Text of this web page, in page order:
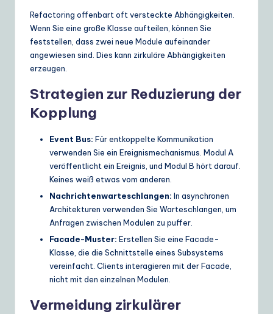
Refactoring offenbart oft versteckte Abhängigkeiten.
Wenn Sie eine große Klasse aufteilen, können Sie
feststellen, dass zwei neue Module aufeinander
angewiesen sind. Dies kann zirkuläre Abhängigkeiten
erzeugen.
Strategien zur Reduzierung der
Kopplung
Event Bus: Für entkoppelte Kommunikation
verwenden Sie ein Ereignismechanismus. Modul A
veröffentlicht ein Ereignis, und Modul B hört darauf.
Keines weiß etwas vom anderen.
Nachrichtenwarteschlangen: In asynchronen
Architekturen verwenden Sie Warteschlangen, um
Anfragen zwischen Modulen zu puffer.
Facade-Muster: Erstellen Sie eine Facade-
Klasse, die die Schnittstelle eines Subsystems
vereinfacht. Clients interagieren mit der Facade,
nicht mit den einzelnen Modulen.
Vermeidung zirkulärer